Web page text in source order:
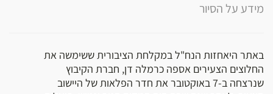
מידע על הסיור
באתר היאחזות הנח"ל במקלחת הציבורית ששימשה את
החלוצים הצעירים אספה כרמלה דן, חברת הקיבוץ
שנרצחה ב-7 באוקטובר את חדר הפלאות של היישוב